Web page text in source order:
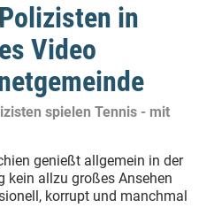
in
Video
spielen Tennis - mit
genießt allgemein in der
kein allzu großes Ansehen
korrupt und manchmal